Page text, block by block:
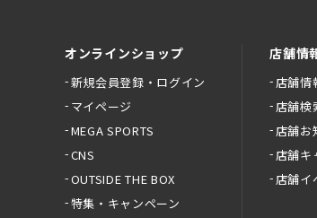
オンラインショップ
新規会員登録・ログイン
マイページ
MEGA SPORTS
CNS
OUTSIDE THE BOX
特集・キャンペーン
店舗情
店舗情
店舗検
店舗お
店舗キ
店舗イ